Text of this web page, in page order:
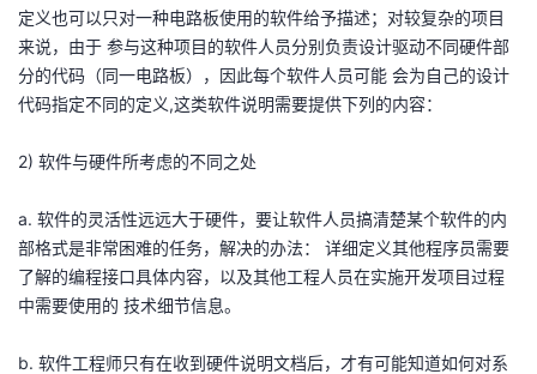
定义也可以只对一种电路板使用的软件给予描述；对较复杂的项目
来说，由于 参与这种项目的软件人员分别负责设计驱动不同硬件部
分的代码（同一电路板），因此每个软件人员可能 会为自己的设计
代码指定不同的定义,这类软件说明需要提供下列的内容：
2) 软件与硬件所考虑的不同之处
a. 软件的灵活性远远大于硬件，要让软件人员搞清楚某个软件的内
部格式是非常困难的任务，解决的办法： 详细定义其他程序员需要
了解的编程接口具体内容，以及其他工程人员在实施开发项目过程
中需要使用的 技术细节信息。
b. 软件工程师只有在收到硬件说明文档后，才有可能知道如何对系